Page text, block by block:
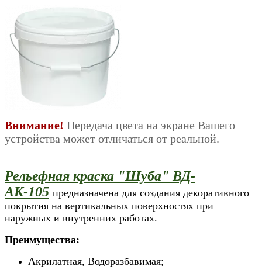
Внимание! Передача цвета на экране Вашего
устройства может отличаться от реальной.
Рельефная краска "Шуба" ВД-
АК-105 предназначена для создания декоративного
покрытия на вертикальных поверхностях при
наружных и внутренних работах.
Преимущества:
Акрилатная, Водоразбавимая;